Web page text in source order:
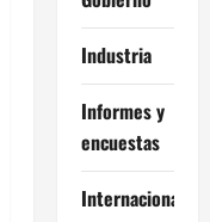
Industria
Informes y
encuestas
Internacional